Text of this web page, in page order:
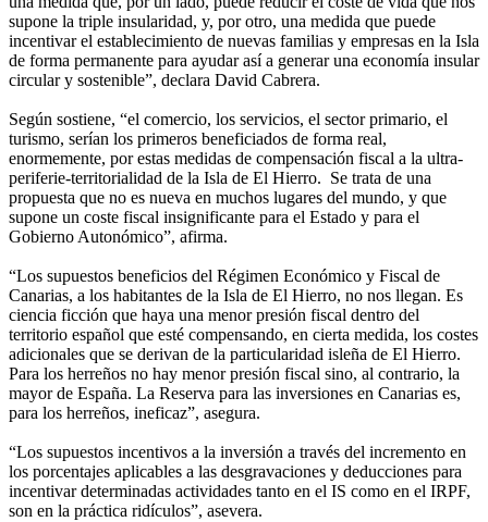
supone la triple insularidad, y, por otro, una medida que puede
incentivar el establecimiento de nuevas familias y empresas en la Isla
de forma permanente para ayudar así a generar una economía insular
circular y sostenible”, declara David Cabrera.
Según sostiene, “el comercio, los servicios, el sector primario, el
turismo, serían los primeros beneficiados de forma real,
enormemente, por estas medidas de compensación fiscal a la ultra-
periferie-territorialidad de la Isla de El Hierro. Se trata de una
propuesta que no es nueva en muchos lugares del mundo, y que
supone un coste fiscal insignificante para el Estado y para el
Gobierno Autonómico”, afirma.
“Los supuestos beneficios del Régimen Económico y Fiscal de
Canarias, a los habitantes de la Isla de El Hierro, no nos llegan. Es
ciencia ficción que haya una menor presión fiscal dentro del
territorio español que esté compensando, en cierta medida, los costes
adicionales que se derivan de la particularidad isleña de El Hierro.
Para los herreños no hay menor presión fiscal sino, al contrario, la
mayor de España. La Reserva para las inversiones en Canarias es,
para los herreños, ineficaz”, asegura.
“Los supuestos incentivos a la inversión a través del incremento en
los porcentajes aplicables a las desgravaciones y deducciones para
incentivar determinadas actividades tanto en el IS como en el IRPF,
son en la práctica ridículos”, asevera.